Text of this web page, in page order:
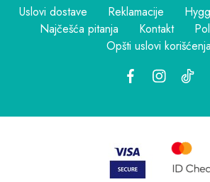
Uslovi dostave Reklamacije
Najčešća pitanja
Kontakt
Opšti uslovi korišćenja